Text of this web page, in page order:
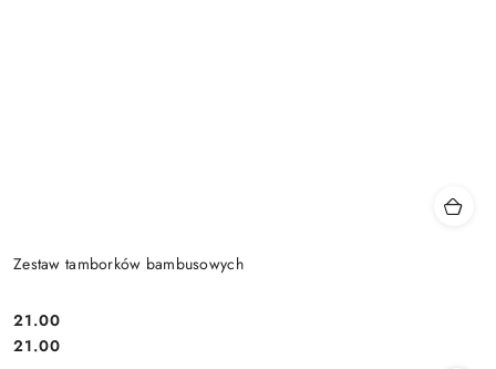
Zestaw tamborków bambusowych
Cena:
21.00
Cena:
21.00